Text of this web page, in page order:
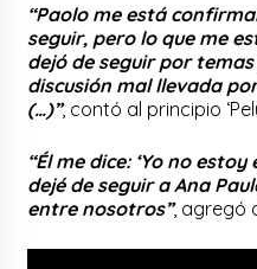
“Paolo me está
seguir, pero lo que me
dejó de seguir por
discusión mal llevada
(…)”, contó al principio
“Él me dice: ‘Yo no
dejé de seguir a Ana
entre nosotros”, agregó